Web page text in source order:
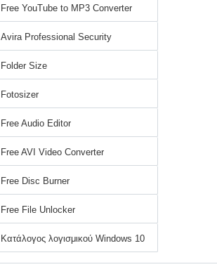
Free YouTube to MP3 Converter
Avira Professional Security
Folder Size
Fotosizer
Free Audio Editor
Free AVI Video Converter
Free Disc Burner
Free File Unlocker
Κατάλογος λογισμικού Windows 10